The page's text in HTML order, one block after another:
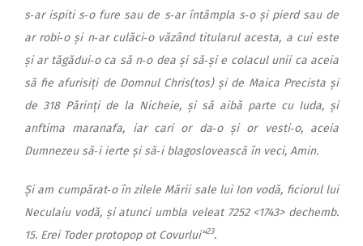
s‑ar ispiti s‑o fure sau de s‑ar întâmpla s‑o și pierd sau de
ar robi‑o și n‑ar culăci‑o văzând titularul acesta, a cui este
și ar tăgădui‑o ca să n‑o dea și să‑și e colacul unii ca aceia
să fie afurisiți de Domnul Chris(tos) și de Maica Precista și
de 318 Părinți de la Nicheie, și să aibă parte cu Iuda, și
anftima maranafa, iar cari or da‑o și or vesti‑o, aceia
Dumnezeu să‑i ierte și să‑i blagoslovească în veci, Amin.
Și am cumpărat‑o în zilele Mării sale lui Ion vodă, ficiorul lui
Neculaiu vodă, și atunci umbla veleat 7252 <1743> dechemb.
15. Erei Toder protopop ot Covurlui“23.